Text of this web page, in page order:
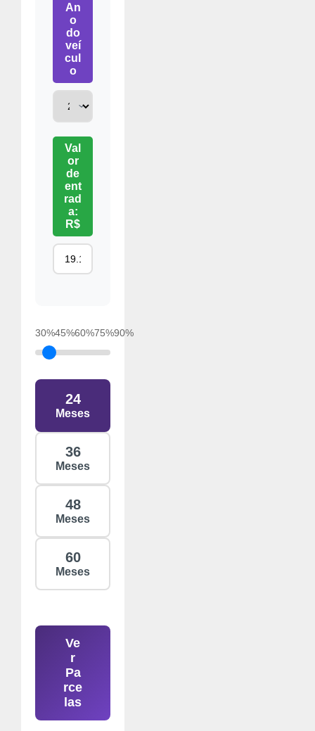
An
o
do
veí
cul
o
Val
or
de
ent
rad
a:
R$
30%45%60%75%90%
24
Meses
36
Meses
48
Meses
60
Meses
Ve
r
Pa
rce
las